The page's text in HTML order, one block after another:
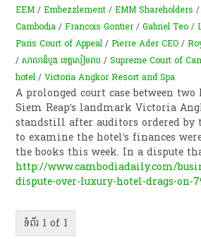
EEM /Embezzlement /EMM Shareholders
Cambodia /Francois Gontier/Gabriel Teo /
Paris Court of Appeal /Pierre Ader CEO /
/សាលាដំបូង​ ខេត្ត​សៀម​រាប /Supreme Court of
hotel /Victoria Angkor Resort and Spa
A prolonged court case between
Siem Reap’s landmark Victoria
standstill after auditors ordered by
to examine the hotel’s finances
the books this week. In a dispute
http://www.cambodiadaily.com/
dispute-over-luxury-hotel-drags-on-
ទំព័រ 1 of 1